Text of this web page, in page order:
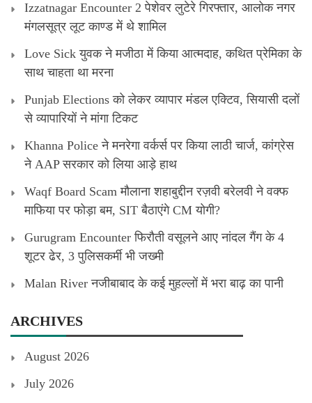
Izzatnagar Encounter 2 पेशेवर लुटेरे गिरफ्तार, आलोक नगर
मंगलसूत्र लूट काण्‍ड में थे शामिल
Love Sick युवक ने मजीठा में किया आत्मदाह, कथित प्रेमिका के
साथ चाहता था मरना
Punjab Elections को लेकर व्यापार मंडल एक्टिव, सियासी दलों
से व्यापारियों ने मांगा टिकट
Khanna Police ने मनरेगा वर्कर्स पर किया लाठी चार्ज, कांग्रेस
ने AAP सरकार को लिया आड़े हाथ
Waqf Board Scam मौलाना शहाबुद्दीन रज़वी बरेलवी ने वक्फ
माफिया पर फोड़ा बम, SIT बैठाएंगे CM योगी?
Gurugram Encounter फिरौती वसूलने आए नांदल गैंग के 4
शूटर ढेर, 3 पुलिसकर्मी भी जख्मी
Malan River नजीबाबाद के कई मुहल्लों में भरा बाढ़ का पानी
ARCHIVES
August 2026
July 2026